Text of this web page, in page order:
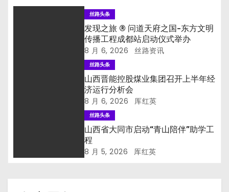
丝路头条
发现之旅 ® 问道天府之国-东方文明
传播工程成都站启动仪式举办
8 月 6, 2026 丝路资讯
丝路头条
山西晋能控股煤业集团召开上半年经
济运行分析会
8 月 6, 2026 厍红英
丝路头条
山西省大同市启动“青山陪伴”助学工
程
8 月 5, 2026 厍红英